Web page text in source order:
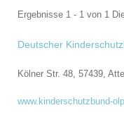
Ergebnisse 1 - 1 von 1
Deutscher
Kölner Str. 48, 57439,
www.kinderschutzbund-